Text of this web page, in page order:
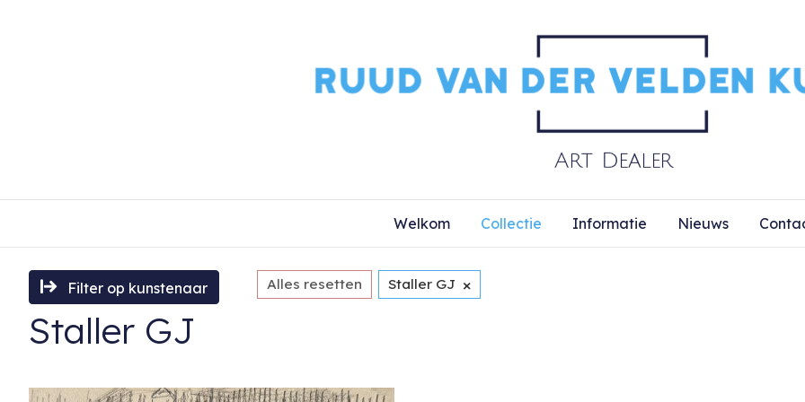
Welkom Collectie Informatie Nieuws
Filter op kunstenaar Alles resetten Staller GJ ×
Staller GJ